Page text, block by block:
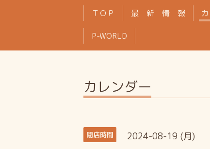
ＴＯＰ 最 新 情 報
P-WORLD
カレンダー
閉店時間 2024-08-19 (月)